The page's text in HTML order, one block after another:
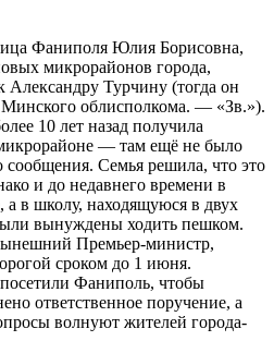
Фаниполя Юлия Борисовна,
микрорайонов города,
Турчину (тогда он
Минского облисполкома. — «Зв.»).
10 лет назад получила
— там ещё не было
сообщения. Семья решила, что это
и до недавнего времени в
в школу, находящуюся в двух
вынуждены ходить пешком.
Премьер-министр,
сроком до 1 июня.
Фаниполь, чтобы
ответственное поручение, а
волнуют жителей города-